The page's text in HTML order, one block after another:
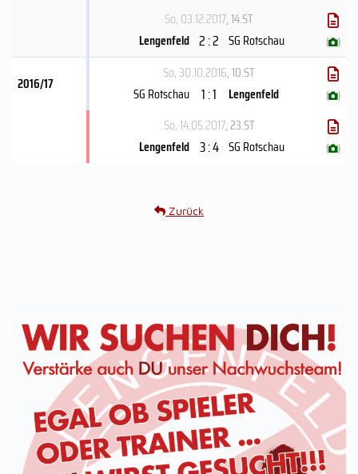
So, 03.12.2017, 14.ST
Lengenfeld 2 : 2 SG Rotschau ( )
2016/17
So, 30.10.2016, 10.ST
SG Rotschau 1 : 1 Lengenfeld ( )
So, 14.05.2017, 23.ST
Lengenfeld 3 : 4 SG Rotschau ( )
Zurück